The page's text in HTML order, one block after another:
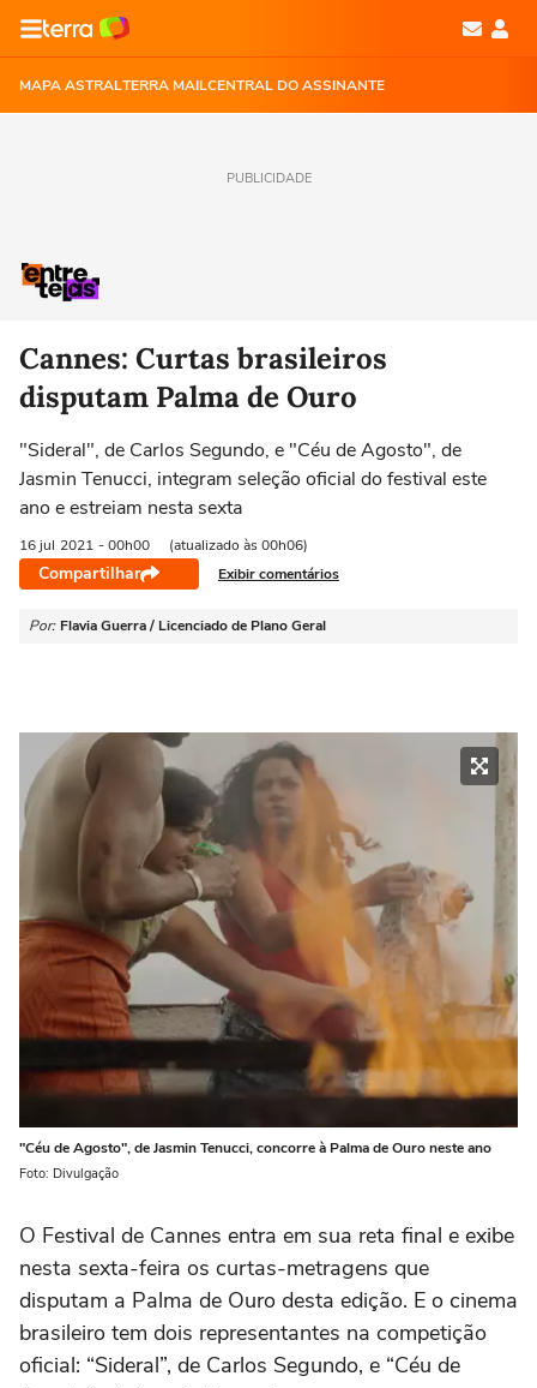
MAPA ASTRALTERRA MAILCENTRAL DO ASSINANTE
PUBLICIDADE
Cannes: Curtas brasileiros
disputam Palma de Ouro
"Sideral", de Carlos Segundo, e "Céu de Agosto", de
Jasmin Tenucci, integram seleção oficial do festival este
ano e estreiam nesta sexta
16 jul 2021 - 00h00 (atualizado às 00h06)
Compartilhar Exibir comentários
Por: Flavia Guerra / Licenciado de Plano Geral
"Céu de Agosto", de Jasmin Tenucci, concorre à Palma de Ouro neste ano
Foto: Divulgação
O Festival de Cannes entra em sua reta final e exibe
nesta sexta-feira os curtas-metragens que
disputam a Palma de Ouro desta edição. E o cinema
brasileiro tem dois representantes na competição
oficial: “Sideral”, de Carlos Segundo, e “Céu de